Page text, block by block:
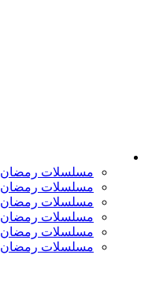
مسلسلات رمضان 2026
مسلسلات رمضان 2025
مسلسلات رمضان 2024
مسلسلات رمضان 2023
مسلسلات رمضان 2022
مسلسلات رمضان 2021